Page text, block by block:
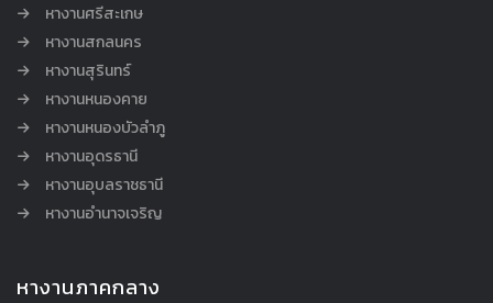
หางานศรีสะเกษ
หางานสกลนคร
หางานสุรินทร์
หางานหนองคาย
หางานหนองบัวลำภู
หางานอุดรธานี
หางานอุบลราชธานี
หางานอำนาจเจริญ
หางานภาคกลาง